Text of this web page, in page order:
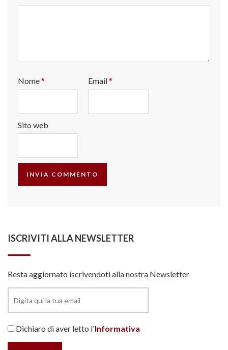
Nome* Email*
Sito web
ISCRIVITI ALLA NEWSLETTER
Resta aggiornato iscrivendoti alla nostra Newsletter
Dichiaro di aver letto l'Informativa